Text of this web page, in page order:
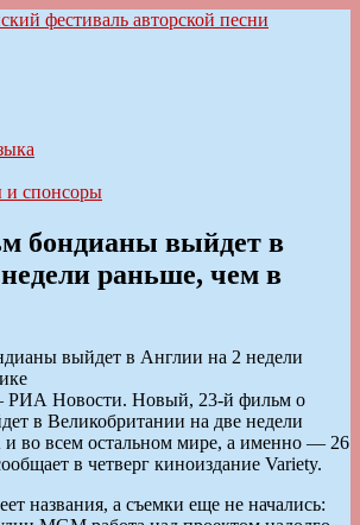
авторской песни
и спонсоры
бондианы выйдет в
раньше, чем в
Новости. Новый, 23-й фильм о
в Великобритании на две недели
во всем остальном мире, а именно — 26
в четверг киноиздание Variety.
названия, а съемки еще не начались: